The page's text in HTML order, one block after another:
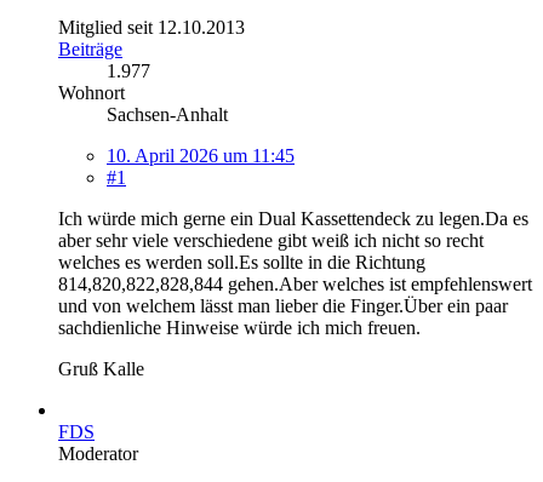
Mitglied seit 12.10.2013
Beiträge
1.977
Wohnort
Sachsen-Anhalt
10. April 2026 um 11:45
#1
Ich würde mich gerne ein Dual Kassettendeck zu legen.Da es
aber sehr viele verschiedene gibt weiß ich nicht so recht
welches es werden soll.Es sollte in die Richtung
814,820,822,828,844 gehen.Aber welches ist empfehlenswert
und von welchem lässt man lieber die Finger.Über ein paar
sachdienliche Hinweise würde ich mich freuen.
Gruß Kalle
FDS
Moderator